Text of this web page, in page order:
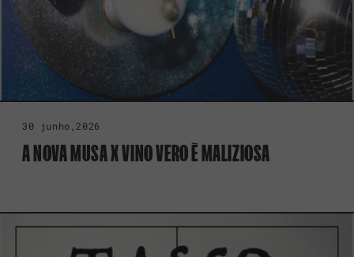
30 junho,2026
A NOVA MUSA X VINO VERO È MALIZIOSA